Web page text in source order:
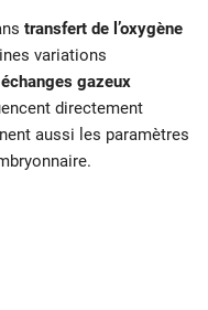
transfert de l’oxygène
variations
gazeux
directement
aussi les paramètres